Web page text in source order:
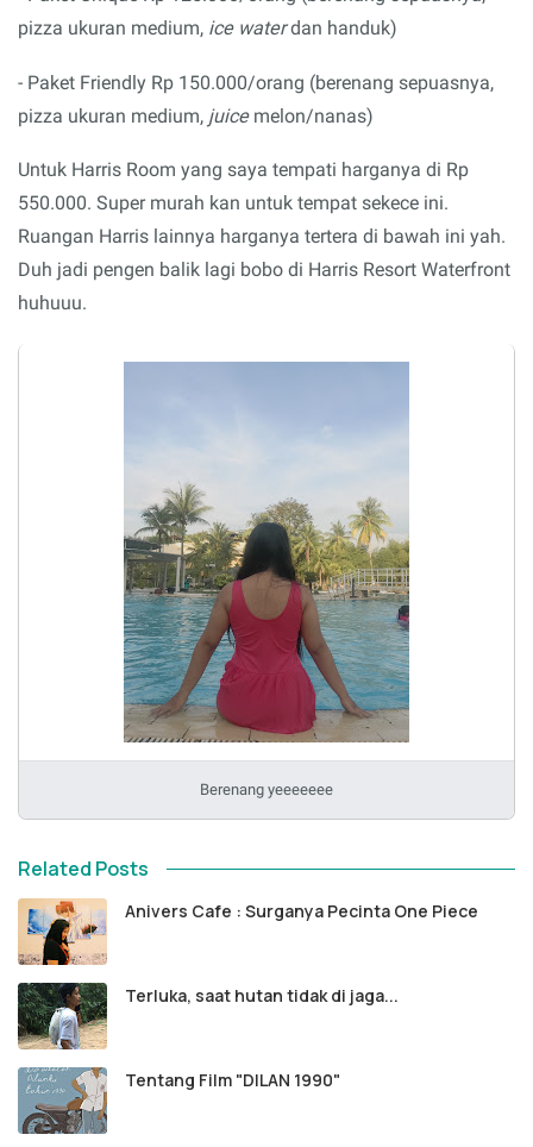
pizza ukuran medium, ice waterdan handuk)
- Paket Friendly Rp 150.000/orang (berenang sepuasnya,
pizza ukuran medium, juice melon/nanas)
Untuk Harris Room yang saya tempati harganya di Rp
550.000. Super murah kan untuk tempat sekece ini.
Ruangan Harris lainnya harganya tertera di bawah ini yah.
Duh jadi pengen balik lagi bobo di Harris Resort Waterfront
huhuuu.
Berenang yeeeeeee
Related Posts
Anivers Cafe : Surganya Pecinta One Piece
Terluka, saat hutan tidak di jaga...
Tentang Film "DILAN 1990"